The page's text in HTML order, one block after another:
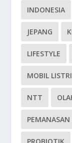
INDONESIA
JEPANG
LIFESTYLE
MOBIL
NTT
PEMANASAN